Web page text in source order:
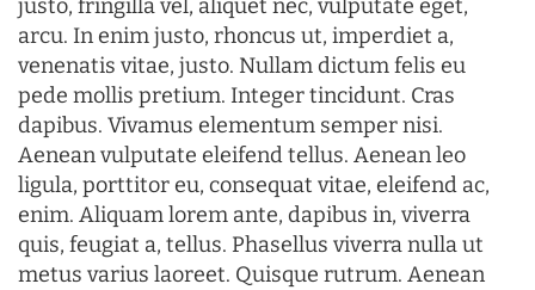
justo, fringilla vel, aliquet nec, vulputate eget,
arcu. In enim justo, rhoncus ut, imperdiet a,
venenatis vitae, justo. Nullam dictum felis eu
pede mollis pretium. Integer tincidunt. Cras
dapibus. Vivamus elementum semper nisi.
Aenean vulputate eleifend tellus. Aenean leo
ligula, porttitor eu, consequat vitae, eleifend ac,
enim. Aliquam lorem ante, dapibus in, viverra
quis, feugiat a, tellus. Phasellus viverra nulla ut
metus varius laoreet. Quisque rutrum. Aenean